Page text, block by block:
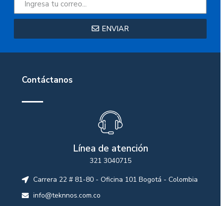
ENVIAR
Contáctanos
Línea de atención
321 3040715
Carrera 22 # 81-80 - Oficina 101 Bogotá - Colombia
info@teknnos.com.co